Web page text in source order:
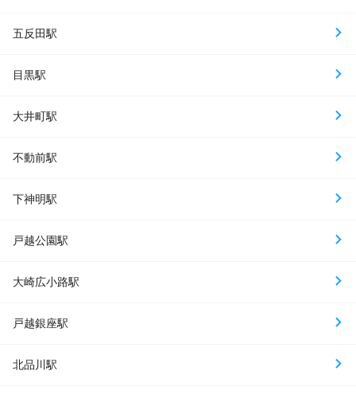
五反田駅
目黒駅
大井町駅
不動前駅
下神明駅
戸越公園駅
大崎広小路駅
戸越銀座駅
北品川駅